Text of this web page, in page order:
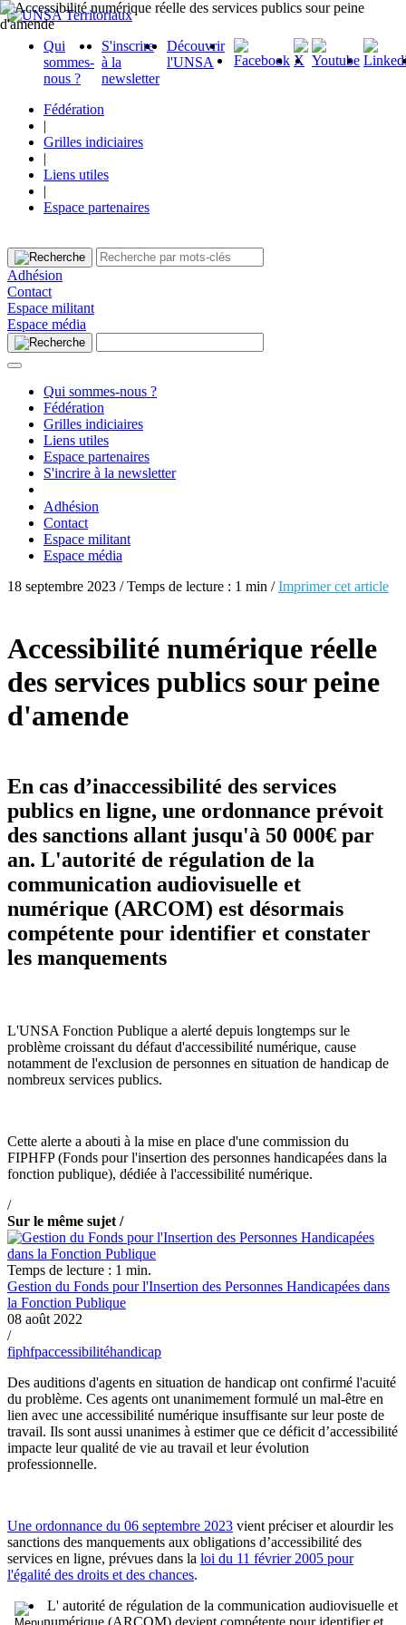
Qui
sommes-
nous ?
S'inscrire
à la
newsletter
Découvrir
l'UNSA
Fédération
|
Grilles indiciaires
|
Liens utiles
|
Espace partenaires
Adhésion
Contact
Espace militant
Espace média
Qui sommes-nous ?
Fédération
Grilles indiciaires
Liens utiles
Espace partenaires
S'incrire à la newsletter
Adhésion
Contact
Espace militant
Espace média
18 septembre 2023 / Temps de lecture : 1 min /Imprimer cet article
Accessibilité numérique réelle
des services publics sour peine
d'amende
En cas d’inaccessibilité des services
publics en ligne, une ordonnance prévoit
des sanctions allant jusqu'à 50 000€ par
an. L'autorité de régulation de la
communication audiovisuelle et
numérique (ARCOM) est désormais
compétente pour identifier et constater
les manquements
L'UNSA Fonction Publique a alerté depuis longtemps sur le
problème croissant du défaut d'accessibilité numérique, cause
notamment de l'exclusion de personnes en situation de handicap de
nombreux services publics.
Cette alerte a abouti à la mise en place d'une commission du
FIPHFP (Fonds pour l'insertion des personnes handicapées dans la
fonction publique), dédiée à l'accessibilité numérique.
/
Sur le même sujet /
Temps de lecture : 1 min.
Gestion du Fonds pour l'Insertion des Personnes Handicapées dans
la Fonction Publique
08 août 2022
/
fiphfpaccessibilitéhandicap
Des auditions d'agents en situation de handicap ont confirmé l'acuité
du problème. Ces agents ont unanimement formulé un mal-être en
lien avec une accessibilité numérique insuffisante sur leur poste de
travail. Ils sont aussi unanimes à estimer que ce déficit d’accessibilité
impacte leur qualité de vie au travail et leur évolution
professionnelle.
Une ordonnance du 06 septembre 2023 vient préciser et alourdir les
sanctions des manquements aux obligations d’accessibilité des
services en ligne, prévues dans la loi du 11 février 2005 pour
l'égalité des droits et des chances.
L' autorité de régulation de la communication audiovisuelle et
numérique (ARCOM) devient compétente pour identifier et